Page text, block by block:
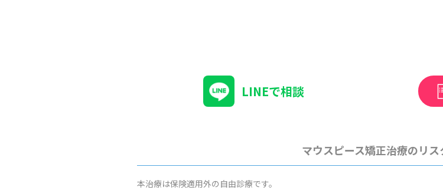
LINEで相談
マウスピース矯正治療のリ
本治療は保険適用外の自由診療です。